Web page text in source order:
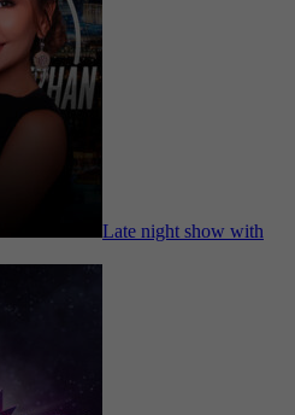
Late night show with